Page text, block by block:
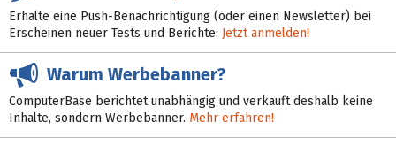
Erhalte eine Push-Benachrichtigung (oder einen Newsletter) bei
Erscheinen neuer Tests und Berichte: Jetzt anmelden!
Warum Werbebanner?
ComputerBase berichtet unabhängig und verkauft deshalb keine
Inhalte, sondern Werbebanner. Mehr erfahren!